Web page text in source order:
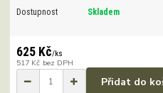
Dostupnost Skladem
625 Kč/ks
517 Kč bez DPH
Přidat do